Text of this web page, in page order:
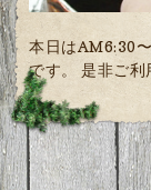
本日はAM6:30
です。 是非ご利